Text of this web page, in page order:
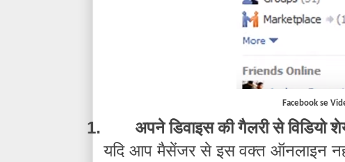
Facebook se
1. अपने डिवाइस की गैलरी से विडियो
यदि आप मैसेंजर से इस वक्त ऑनलाइन